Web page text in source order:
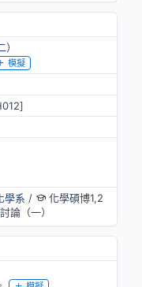
模擬
學系 /
化學碩博1,2
論（一）